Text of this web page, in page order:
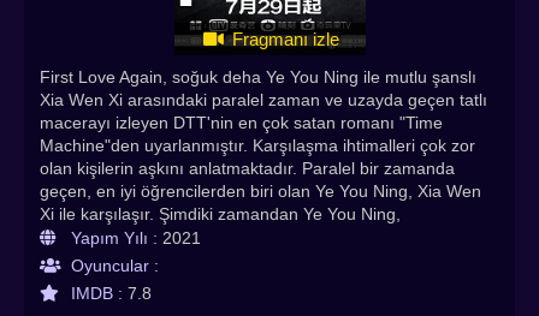
Fragmanı izle
First Love Again, soğuk deha Ye You Ning ile mutlu şanslı
Xia Wen Xi arasındaki paralel zaman ve uzayda geçen tatlı
macerayı izleyen DTT'nin en çok satan romanı "Time
Machine"den uyarlanmıştır. Karşılaşma ihtimalleri çok zor
olan kişilerin aşkını anlatmaktadır. Paralel bir zamanda
geçen, en iyi öğrencilerden biri olan Ye You Ning, Xia Wen
Xi ile karşılaşır. Şimdiki zamandan Ye You Ning,
beklenmedik bir şekilde 2006 yılından Xia Wen Xi ile
bağlantı kurma şansı yakalar. Bu bağlantı onlara tatlı bir
romantizme ve lise gençlik hayatını yeniden yaşama, eski
arkadaşlarla buluşma ve ilk aşkın heyecanını görme
Yapım Yılı : 2021
Oyuncular :
IMDB : 7.8